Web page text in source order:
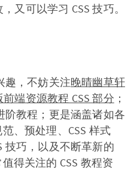
又可以学习 CSS 技巧。
趣，不妨关注晚晴幽草轩
端资源教程 CSS 部分 ；
阶教程；更是涵盖诸如各
、预处理、CSS 样式
技巧，以及不断革新的
得关注的 CSS 教程资